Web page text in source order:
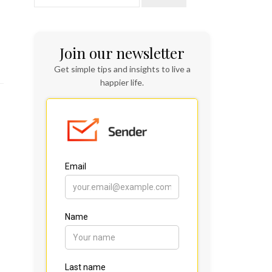
Join our newsletter
Get simple tips and insights to live a
happier life.